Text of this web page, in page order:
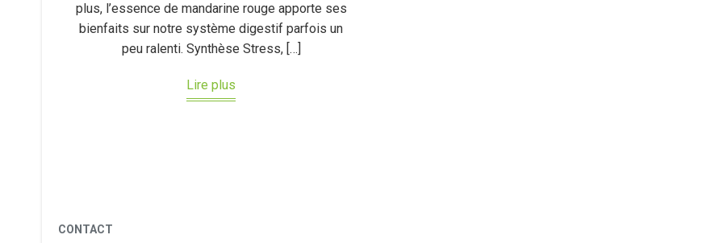
plus, l’essence de mandarine rouge apporte ses
bienfaits sur notre système digestif parfois un
peu ralenti. Synthèse Stress, […]
Lire plus
CONTACT